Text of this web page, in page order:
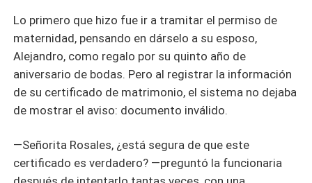
Lo primero que hizo fue ir a tramitar el permiso de
maternidad, pensando en dárselo a su esposo,
Alejandro, como regalo por su quinto año de
aniversario de bodas. Pero al registrar la información
de su certificado de matrimonio, el sistema no dejaba
de mostrar el aviso: documento inválido.
—Señorita Rosales, ¿está segura de que este
certificado es verdadero? —preguntó la funcionaria